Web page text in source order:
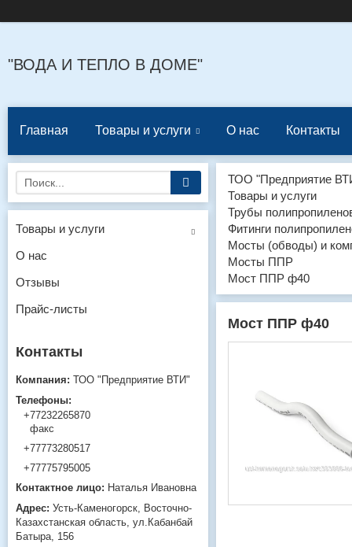
"ВОДА И ТЕПЛО В ДОМЕ"
Главная Товары и услуги О нас Контакты
ТОО "Предприятие
Товары и услуги
Трубы
Фитинги
Мосты (обводы) и
Мосты ППР
Мост ППР ф40
Мост ППР ф40
Товары и услуги
О нас
Отзывы
Прайс-листы
ТОО "Предприятие ВТИ"
+77232265870
факс
+77773280517
+77775795005
Наталья Ивановна
Усть-Каменогорск
Восточно-
Казахстанская область ул.Кабанбай
Батыра, 156